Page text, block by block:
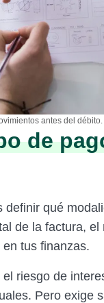
antes del
de
qué
de la factura,
tus finanzas.
riesgo de
Pero exige